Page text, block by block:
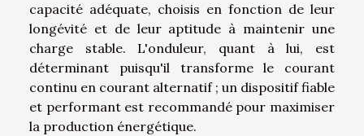
capacité adéquate, choisis en fonction de leur
longévité et de leur aptitude à maintenir une
charge stable. L'onduleur, quant à lui, est
déterminant puisqu'il transforme le courant
continu en courant alternatif ; un dispositif fiable
et performant est recommandé pour maximiser
la production énergétique.